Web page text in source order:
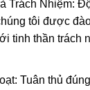
Trách Nhiệm:
tôi được
tinh thần trách
Tuân thủ